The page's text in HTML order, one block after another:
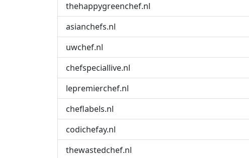
thehappygreenchef.nl
asianchefs.nl
uwchef.nl
chefspeciallive.nl
lepremierchef.nl
cheflabels.nl
codichefay.nl
thewastedchef.nl